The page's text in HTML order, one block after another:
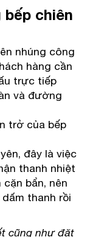
chiên
nhúng công
hàng cần
trực tiếp
và đường
trở của bếp
đây là việc
thanh nhiệt
bẩn, nên
thanh rồi
cũng như đặt